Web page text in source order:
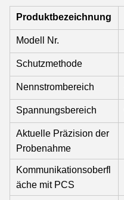
Produktbezeichnung
Modell Nr.
Schutzmethode
Nennstrombereich
Spannungsbereich
Aktuelle Präzision der
Probenahme
Kommunikationsoberfl
äche mit PCS